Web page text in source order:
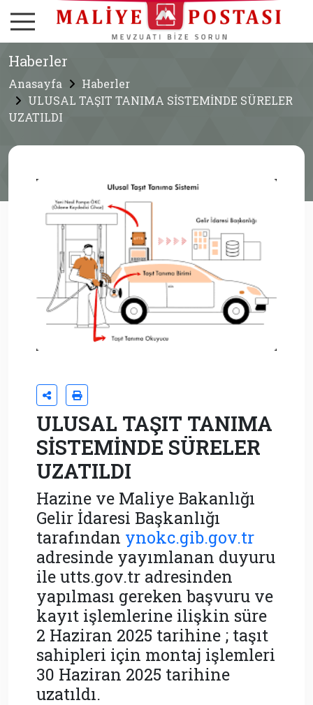
Haberler
Anasayfa
Haberler
ULUSAL TAŞIT TANIMA SİSTEMİNDE SÜRELER
UZATILDI
ULUSAL TAŞIT TANIMA
SİSTEMİNDE SÜRELER
UZATILDI
Hazine ve Maliye Bakanlığı
Gelir İdaresi Başkanlığı
tarafından ynokc.gib.gov.tr
adresinde yayımlanan duyuru
ile utts.gov.tr adresinden
yapılması gereken başvuru ve
kayıt işlemlerine ilişkin süre
2 Haziran 2025 tarihine ; taşıt
sahipleri için montaj işlemleri
30 Haziran 2025 tarihine
uzatıldı.